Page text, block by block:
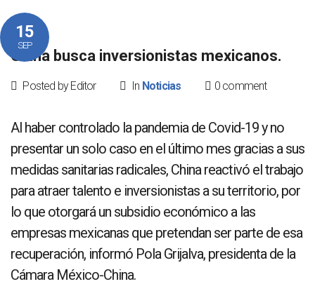
15
SEP
China busca inversionistas mexicanos.
Posted by Editor In Noticias 0 comment
Al haber controlado la pandemia de Covid-19 y no
presentar un solo caso en el último mes gracias a sus
medidas sanitarias radicales, China reactivó el trabajo
para atraer talento e inversionistas a su territorio, por
lo que otorgará un subsidio económico a las
empresas mexicanas que pretendan ser parte de esa
recuperación, informó Pola Grijalva, presidenta de la
Cámara México-China.